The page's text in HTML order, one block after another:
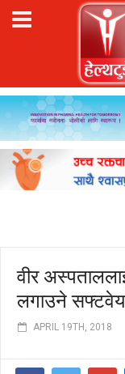
वीर
लगाउने
APRIL 19TH, 2018